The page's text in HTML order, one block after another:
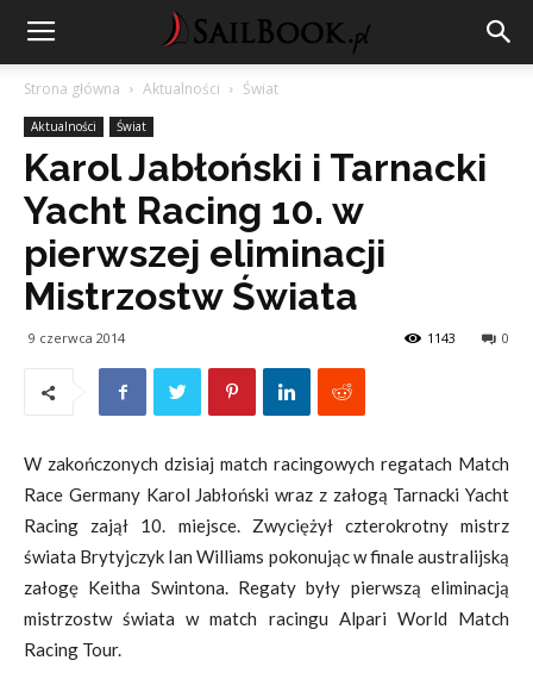
Strona główna Aktualności Świat
Aktualności Świat
Karol Jabłoński i Tarnacki
Yacht Racing 10. w
pierwszej eliminacji
Mistrzostw Świata
9 czerwca 2014 0
1143
W zakończonych dzisiaj match racingowych regatach Match
Race Germany Karol Jabłoński wraz z załogą Tarnacki Yacht
Racing zajął 10. miejsce. Zwyciężył czterokrotny mistrz
świata Brytyjczyk Ian Williams pokonując w finale australijską
załogę Keitha Swintona. Regaty były pierwszą eliminacją
mistrzostw świata w match racingu Alpari World Match
Racing Tour.